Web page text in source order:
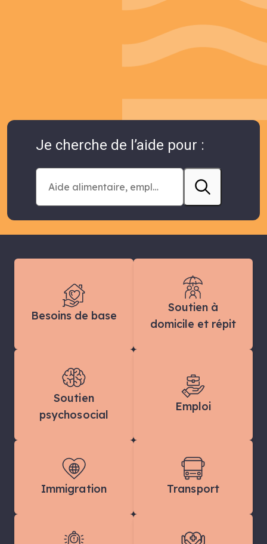
Je cherche de l’aide pour :
Besoins de base
Soutien à
domicile et répit
Soutien
psychosocial
Emploi
Immigration Transport